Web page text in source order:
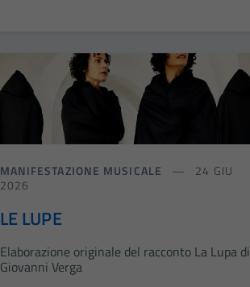
MANIFESTAZIONE MUSICALE
24 GIU
2026
LE LUPE
Elaborazione originale del racconto La Lupa di
Giovanni Verga